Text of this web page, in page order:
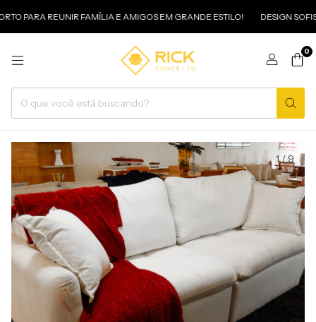
PARA REUNIR FAMÍLIA E AMIGOS EM GRANDE ESTILO! DESIGN
0
1/9